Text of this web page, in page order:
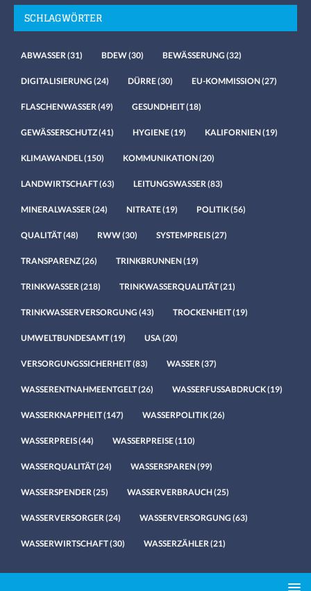
SCHLAGWÖRTER
ABWASSER (31) BDEW(30) BEWÄSSERUNG (32)
DIGITALISIERUNG (24) DÜRRE(30) EU-KOMMISSION(27)
FLASCHENWASSER (49) GESUNDHEIT(18)
GEWÄSSERSCHUTZ(41) HYGIENE(19) KALIFORNIEN(19)
KLIMAWANDEL(150) KOMMUNIKATION(20)
LANDWIRTSCHAFT(63) LEITUNGSWASSER (83)
MINERALWASSER (24) NITRATE(19) POLITIK(56)
QUALITÄT(48) RWW(30) SYSTEMPREIS(27)
TRANSPARENZ(26) TRINKBRUNNEN(19)
TRINKWASSER (218) TRINKWASSERQUALITÄT(21)
TRINKWASSERVERSORGUNG (43) TROCKENHEIT(19)
UMWELTBUNDESAMT(19) USA (20)
VERSORGUNGSSICHERHEIT(83) WASSER (37)
WASSERENTNAHMEENTGELT(26) WASSERFUSSABDRUCK(19)
WASSERKNAPPHEIT(147) WASSERPOLITIK(26)
WASSERPREIS(44) WASSERPREISE(110)
WASSERQUALITÄT(24) WASSERSPAREN(99)
WASSERSPENDER (25) WASSERVERBRAUCH(25)
WASSERVERSORGER (24) WASSERVERSORGUNG (63)
WASSERWIRTSCHAFT(30) WASSERZÄHLER (21)